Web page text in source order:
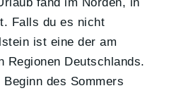
Falls du es nicht
ist eine der am
Regionen Deutschlands.
des Sommers